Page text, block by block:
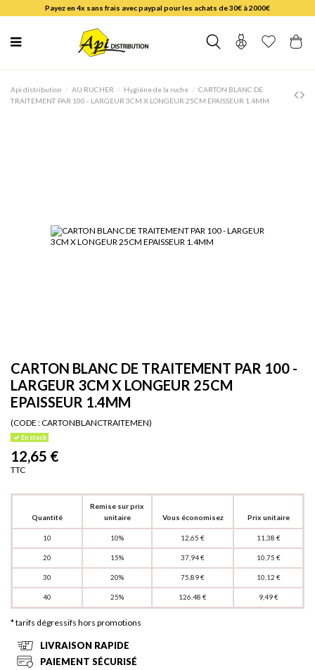
Payez en 4x sans frais avec paypal pour les achats de 30€ à 2000€
Api distribution AU RUCHER Hygiène de la ruche
CARTON BLANC DE
TRAITEMENT PAR 100 - LARGEUR 3CM X LONGEUR 25CM EPAISSEUR 1.4MM
CARTON BLANC DE TRAITEMENT PAR 100 -
LARGEUR 3CM X LONGEUR 25CM
EPAISSEUR 1.4MM
(CODE :CARTONBLANCTRAITEMEN)
En stock
12,65 €
TTC
Quantité
Remise sur prix
unitaire
Vous économisez Prix unitaire
10 10% 12,65 € 11,38 €
20 15% 37,94 € 10,75 €
30 20% 75,89 € 10,12 €
40 25% 126,48 € 9,49 €
* tarifs dégressifs hors promotions
LIVRAISON RAPIDE
PAIEMENT SÉCURISÉ